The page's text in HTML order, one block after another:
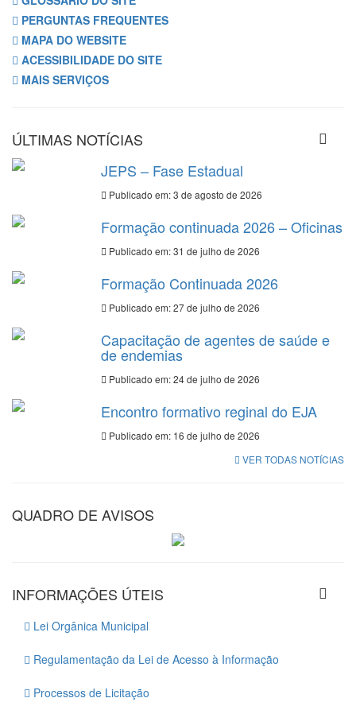
PERGUNTAS FREQUENTES
MAPA DO WEBSITE
ACESSIBILIDADE DO SITE
MAIS SERVIÇOS
ÚLTIMAS NOTÍCIAS
JEPS – Fase Estadual
Publicado em: 3 de agosto de 2026
Formação continuada 2026 – Oficinas
Publicado em: 31 de julho de 2026
Formação Continuada 2026
Publicado em: 27 de julho de 2026
Capacitação de agentes de saúde e
de endemias
Publicado em: 24 de julho de 2026
Encontro formativo reginal do EJA
Publicado em: 16 de julho de 2026
VER TODAS NOTÍCIAS
QUADRO DE AVISOS
INFORMAÇÕES ÚTEIS
Lei Orgânica Municipal
Regulamentação da Lei de Acesso à Informação
Processos de Licitação